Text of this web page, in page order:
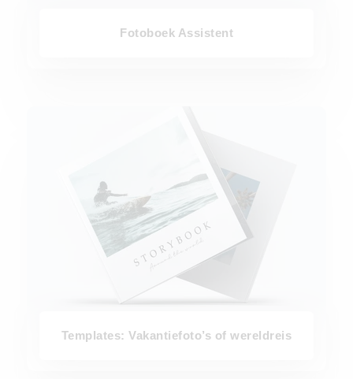
Fotoboek Assistent
Templates: Vakantiefoto’s of wereldreis